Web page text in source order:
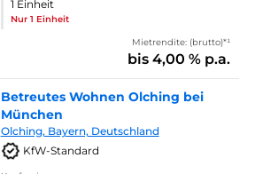
1 Einheit
Nur 1 Einheit
Mietrendite: (brutto)*¹
bis 4,00 % p.a.
Betreutes Wohnen Olching bei
München
Olching, Bayern, Deutschland
KfW-Standard